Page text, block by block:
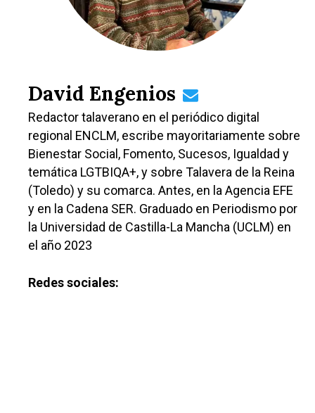
David Engenios
Redactor talaverano en el periódico digital
regional ENCLM, escribe mayoritariamente sobre
Bienestar Social, Fomento, Sucesos, Igualdad y
temática LGTBIQA+, y sobre Talavera de la Reina
(Toledo) y su comarca. Antes, en la Agencia EFE
y en la Cadena SER. Graduado en Periodismo por
la Universidad de Castilla-La Mancha (UCLM) en
el año 2023
Redes sociales:
Guadalajara
Talavera
Deportes
Medio Ambiente
Planeta Rural
Especiales
Política
Galerías